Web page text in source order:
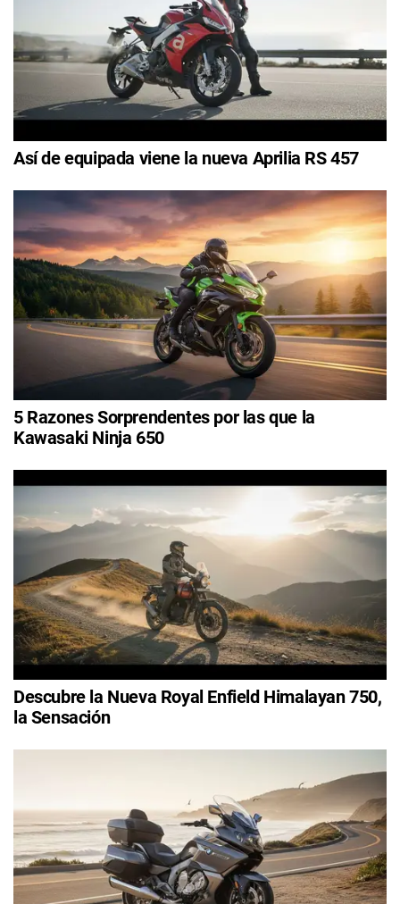
Así de equipada viene la nueva Aprilia RS 457
5 Razones Sorprendentes por las que la
Kawasaki Ninja 650
Descubre la Nueva Royal Enfield Himalayan 750,
la Sensación